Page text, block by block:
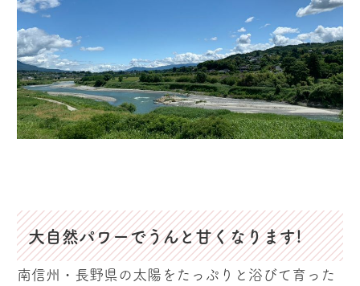
大自然パワーでうんと甘くなります!
南信州・長野県の太陽をたっぷりと浴びて育った